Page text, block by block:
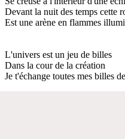
Devant la nuit des temps cette
Est une arène en flammes
L'univers est un jeu de billes
Dans la cour de la création
Je t'échange toutes mes billes